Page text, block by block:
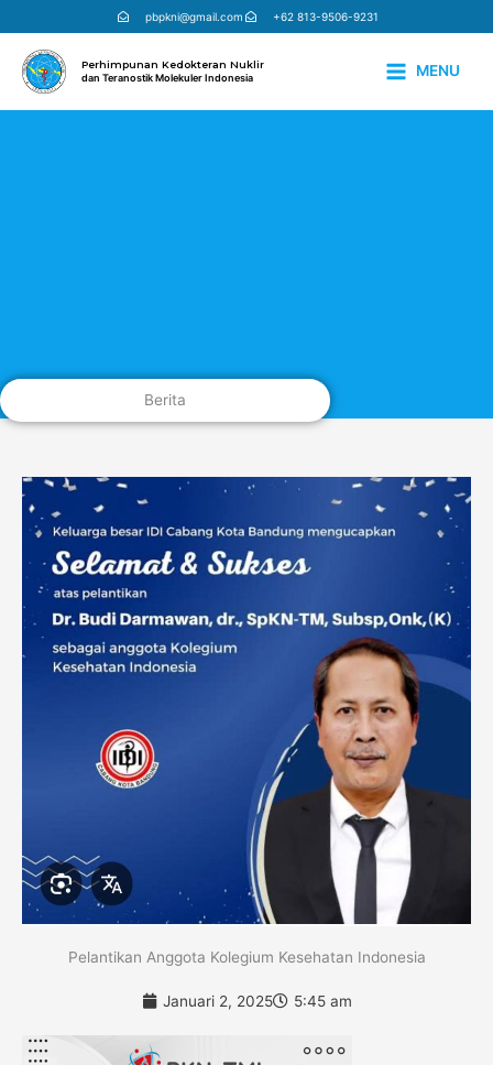
ke
konten
pbpkni@gmail.com +62 813-9506-9231
Perhimpunan Kedokteran Nuklir
dan Teranostik Molekuler Indonesia
MENU
Berita
Pelantikan Anggota Kolegium Kesehatan Indonesia
Januari 2, 2025 5:45 am